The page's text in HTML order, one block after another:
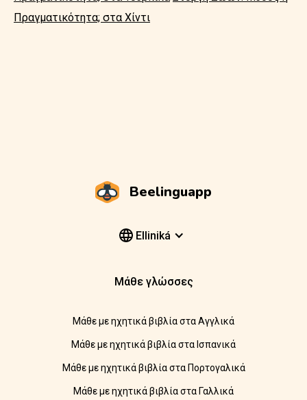
Πραγματικότητα; στα Χίντι
Beelinguapp
Elliniká
Μάθε γλώσσες
Μάθε με ηχητικά βιβλία στα Αγγλικά
Μάθε με ηχητικά βιβλία στα Ισπανικά
Μάθε με ηχητικά βιβλία στα Πορτογαλικά
Μάθε με ηχητικά βιβλία στα Γαλλικά